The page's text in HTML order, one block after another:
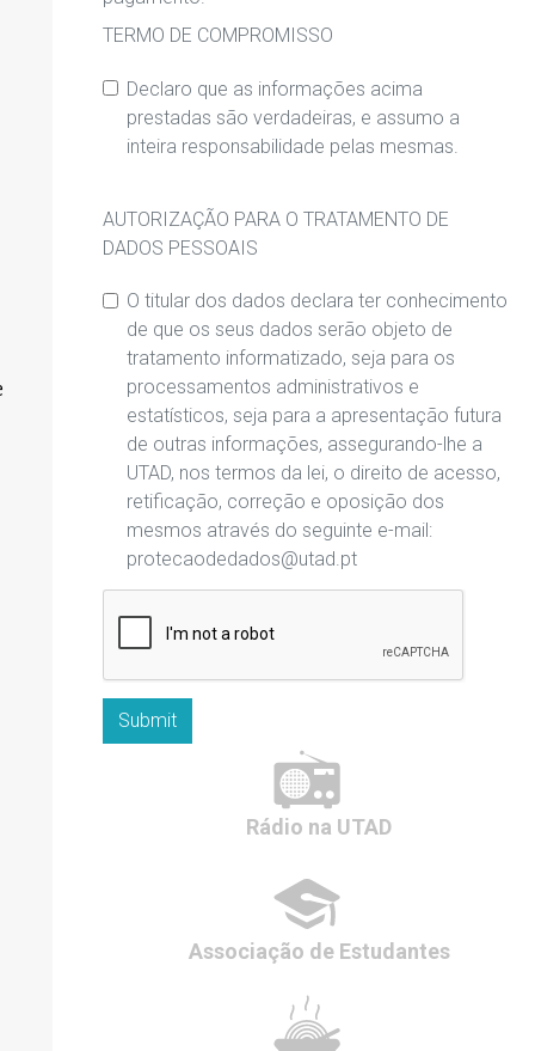
TERMO DE COMPROMISSO
Declaro que as informações acima
prestadas são verdadeiras, e assumo a
inteira responsabilidade pelas mesmas.
AUTORIZAÇÃO PARA O TRATAMENTO DE
DADOS PESSOAIS
O titular dos dados declara ter conhecimento
de que os seus dados serão objeto de
tratamento informatizado, seja para os
processamentos administrativos e
estatísticos, seja para a apresentação futura
de outras informações, assegurando-lhe a
UTAD, nos termos da lei, o direito de acesso,
retificação, correção e oposição dos
mesmos através do seguinte e-mail:
protecaodedados@utad.pt
Submit
Rádio na UTAD
Associação de Estudantes